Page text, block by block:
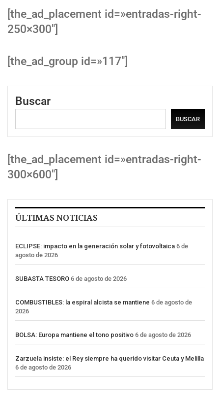
[the_ad_placement id=»entradas-right-
250×300″]
[the_ad_group id=»117″]
Buscar
BUSCAR
[the_ad_placement id=»entradas-right-
300×600″]
ÚLTIMAS NOTICIAS
ECLIPSE: impacto en la generación solar y fotovoltaica 6 de
agosto de 2026
SUBASTA TESORO 6 de agosto de 2026
COMBUSTIBLES: la espiral alcista se mantiene 6 de agosto de
2026
BOLSA: Europa mantiene el tono positivo 6 de agosto de 2026
Zarzuela insiste: el Rey siempre ha querido visitar Ceuta y Melilla
6 de agosto de 2026